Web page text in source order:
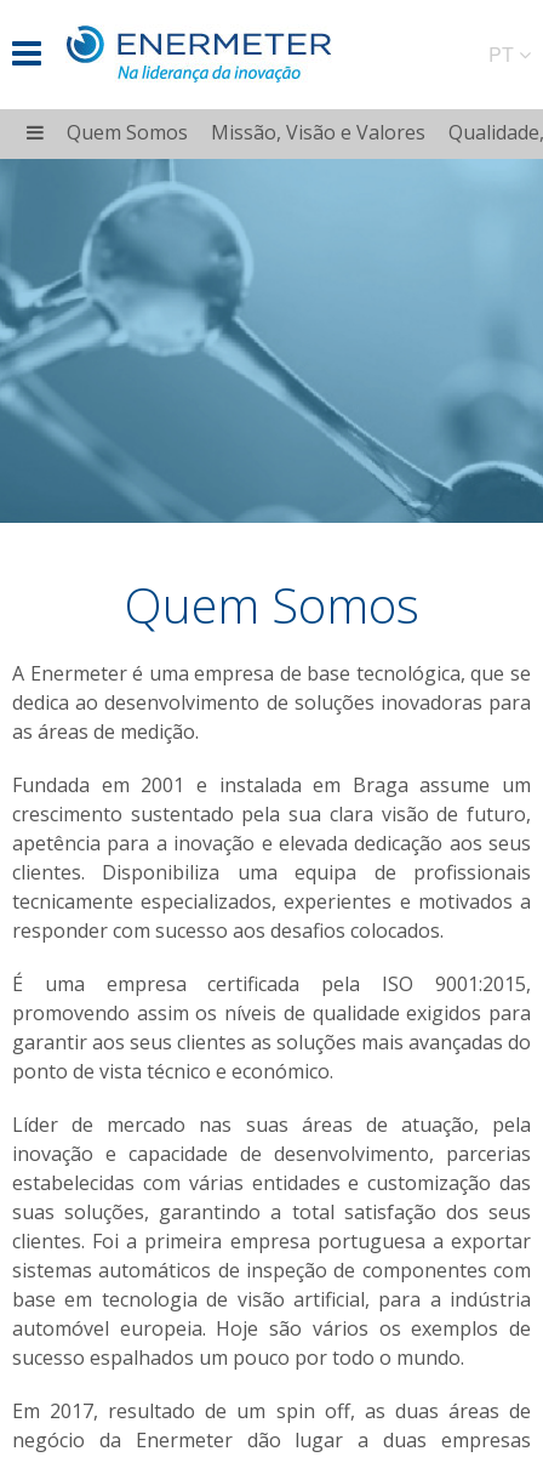
PT
Quem Somos Missão, Visão e Valores
Quem Somos
A Enermeter é uma empresa de base tecnológica, que se
dedica ao desenvolvimento de soluções inovadoras para
as áreas de medição.
Fundada em 2001 e instalada em Braga assume um
crescimento sustentado pela sua clara visão de futuro,
apetência para a inovação e elevada dedicação aos seus
clientes. Disponibiliza uma equipa de profissionais
tecnicamente especializados, experientes e motivados a
responder com sucesso aos desafios colocados.
É uma empresa certificada pela ISO 9001:2015,
promovendo assim os níveis de qualidade exigidos para
garantir aos seus clientes as soluções mais avançadas do
ponto de vista técnico e económico.
Líder de mercado nas suas áreas de atuação, pela
inovação e capacidade de desenvolvimento, parcerias
estabelecidas com várias entidades e customização das
suas soluções, garantindo a total satisfação dos seus
clientes. Foi a primeira empresa portuguesa a exportar
sistemas automáticos de inspeção de componentes com
base em tecnologia de visão artificial, para a indústria
automóvel europeia. Hoje são vários os exemplos de
sucesso espalhados um pouco por todo o mundo.
Em 2017, resultado de um spin off, as duas áreas de
negócio da Enermeter dão lugar a duas empresas